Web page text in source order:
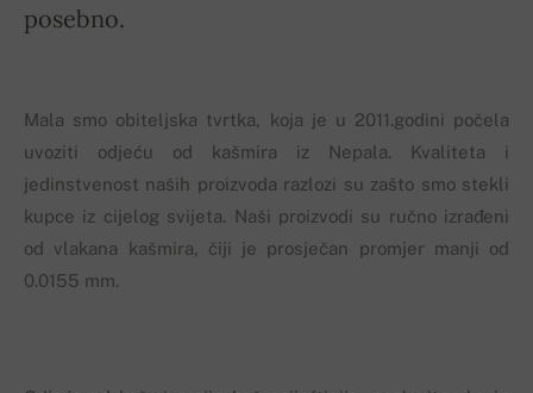
posebno.
Mala smo obiteljska tvrtka, koja je u 2011.godini počela
uvoziti odjeću od kašmira iz Nepala. Kvaliteta i
jedinstvenost naših proizvoda razlozi su zašto smo stekli
kupce iz cijelog svijeta. Naši proizvodi su ručno izrađeni
od vlakana kašmira, čiji je prosječan promjer manji od
0.0155 mm.